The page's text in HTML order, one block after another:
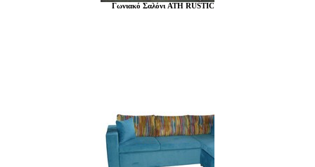
Γωνιακό Σαλόνι ATH RUSTIC